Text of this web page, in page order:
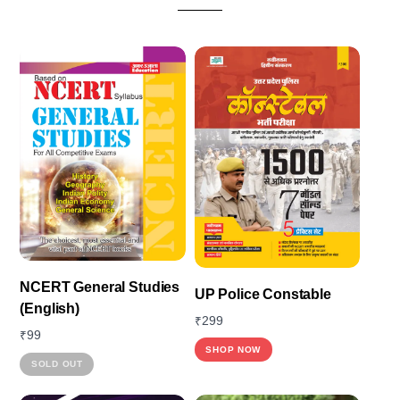
NCERT General Studies
(English)
₹99
SOLD OUT
UP Police Constable
₹299
SHOP NOW